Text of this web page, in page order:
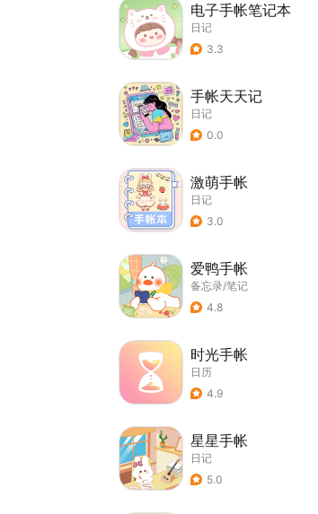
电子手帐笔记本
日记
3.3
手帐天天记
日记
0.0
激萌手帐
日记
3.0
爱鸭手帐
备忘录/笔记
4.8
时光手帐
日历
4.9
星星手帐
日记
5.0